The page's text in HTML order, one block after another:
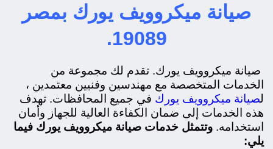
صيانة ميكروويف يورك بمصر
19089.
صيانة ميكروويف يورك. تقدم لك مجموعة من
الخدمات المتخصصة مع مهندسين وفنيين معتمدين ،
لصيانة ميكروويف يورك في جميع المحافظات. تهدف
هذه الخدمات إلى ضمان الكفاءة العالية للجهاز وأمان
استخدامه. وتتمثل خدمات صيانة ميكروويف يورك فيما
يلي: